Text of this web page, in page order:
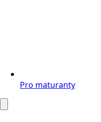
Pro maturanty